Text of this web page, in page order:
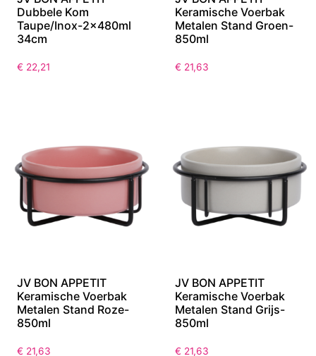
Dubbele Kom
Taupe/Inox-2x480ml
34cm
€ 22,21
Keramische Voerbak
Metalen Stand Groen-
850ml
€ 21,63
JV BON APPETIT
Keramische Voerbak
Metalen Stand Roze-
850ml
€ 21,63
JV BON APPETIT
Keramische Voerbak
Metalen Stand Grijs-
850ml
€ 21,63